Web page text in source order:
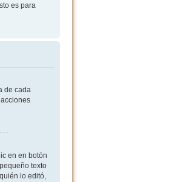
es para
de cada
en en botón
texto
lo editó,